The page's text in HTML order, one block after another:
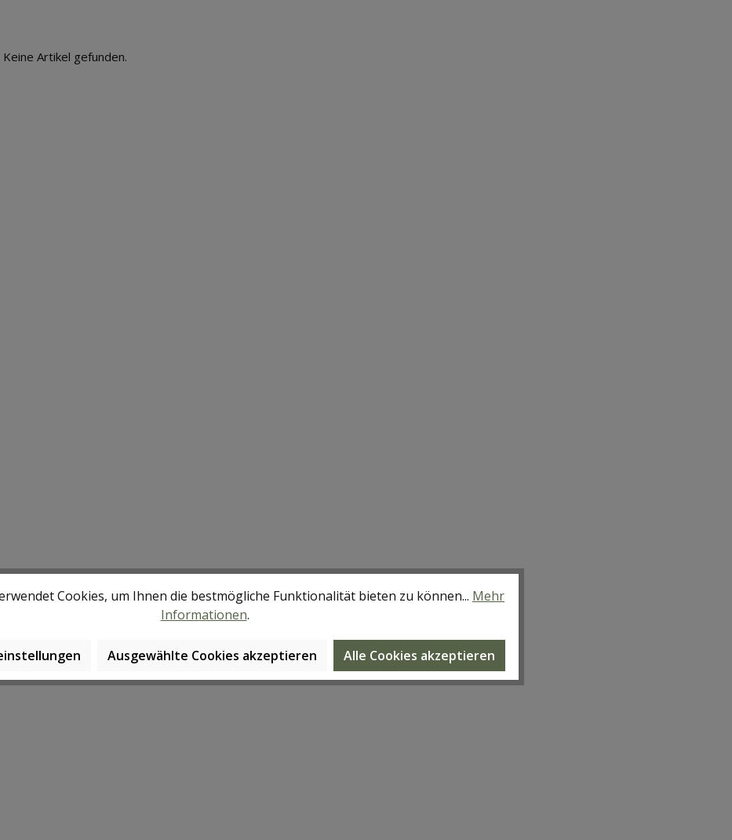
Keine Artikel gefunden.
Cookies, um Ihnen die bestmögliche Funktionalität bieten zu können... Mehr
Informationen.
Ausgewählte Cookies akzeptieren Alle Cookies akzeptieren